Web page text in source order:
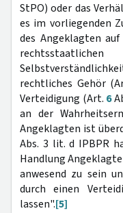
StPO) oder das
es im vorliegenden
des Angeklagten
rechtliches Gehör
Verteidigung (Art. 6
an der
Angeklagten ist
Abs. 3 lit. d IPBPR
Handlung
anwesend zu sein
durch einen
lassen".[5]